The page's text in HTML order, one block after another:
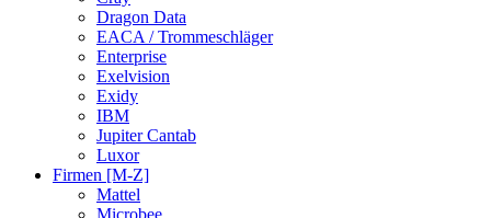
Dragon Data
EACA / Trommeschläger
Enterprise
Exelvision
Exidy
IBM
Jupiter Cantab
Luxor
Firmen [M-Z]
Mattel
Microbee